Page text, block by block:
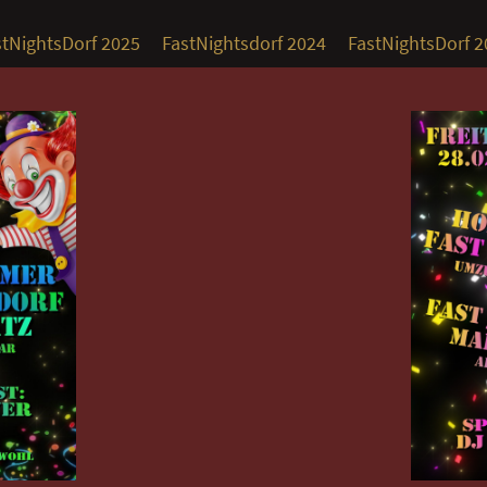
2025 FastNightsdorf 2024 FastNightsDorf